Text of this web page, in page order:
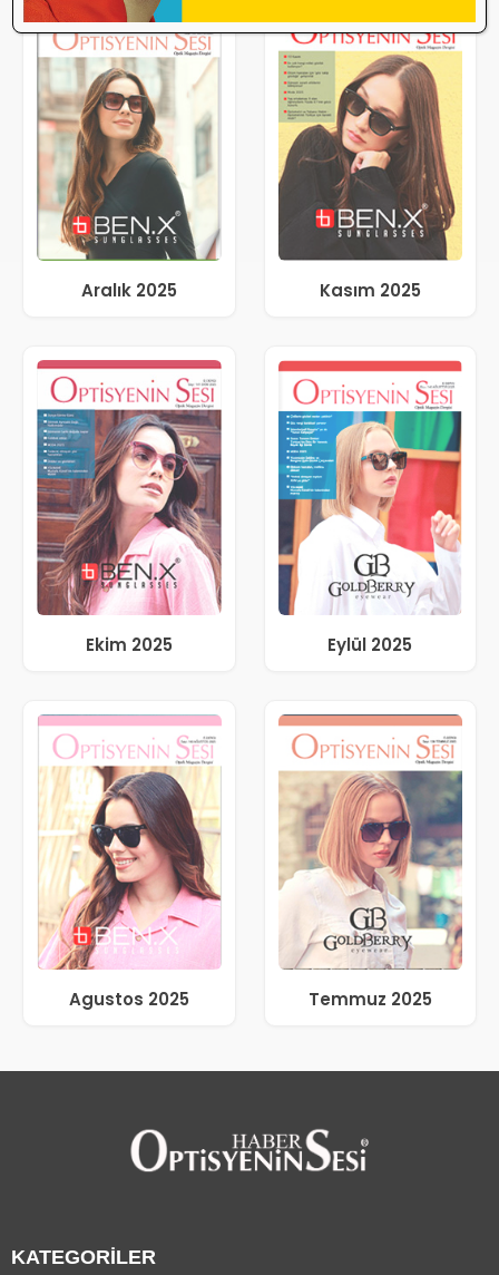
Aralık 2025 Kasım 2025
Ekim 2025 Eylül 2025
Agustos 2025 Temmuz 2025
KATEGORİLER